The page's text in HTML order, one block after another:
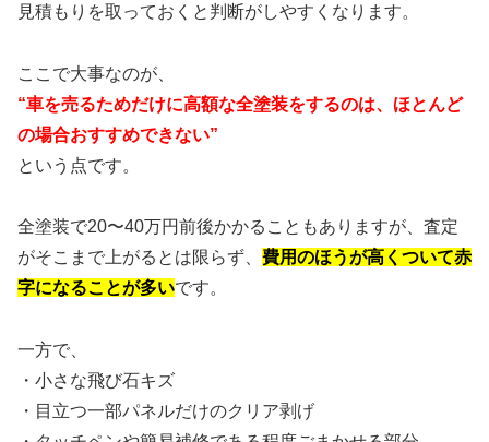
見積もりを取っておくと判断がしやすくなります。
ここで大事なのが、
“車を売るためだけに高額な全塗装をするのは、ほとんど
の場合おすすめできない”
という点です。
全塗装で20〜40万円前後かかることもありますが、査定
がそこまで上がるとは限らず、 費用のほうが高くついて赤
字になることが多いです。
一方で、
・小さな飛び石キズ
・目立つ一部パネルだけのクリア剥げ